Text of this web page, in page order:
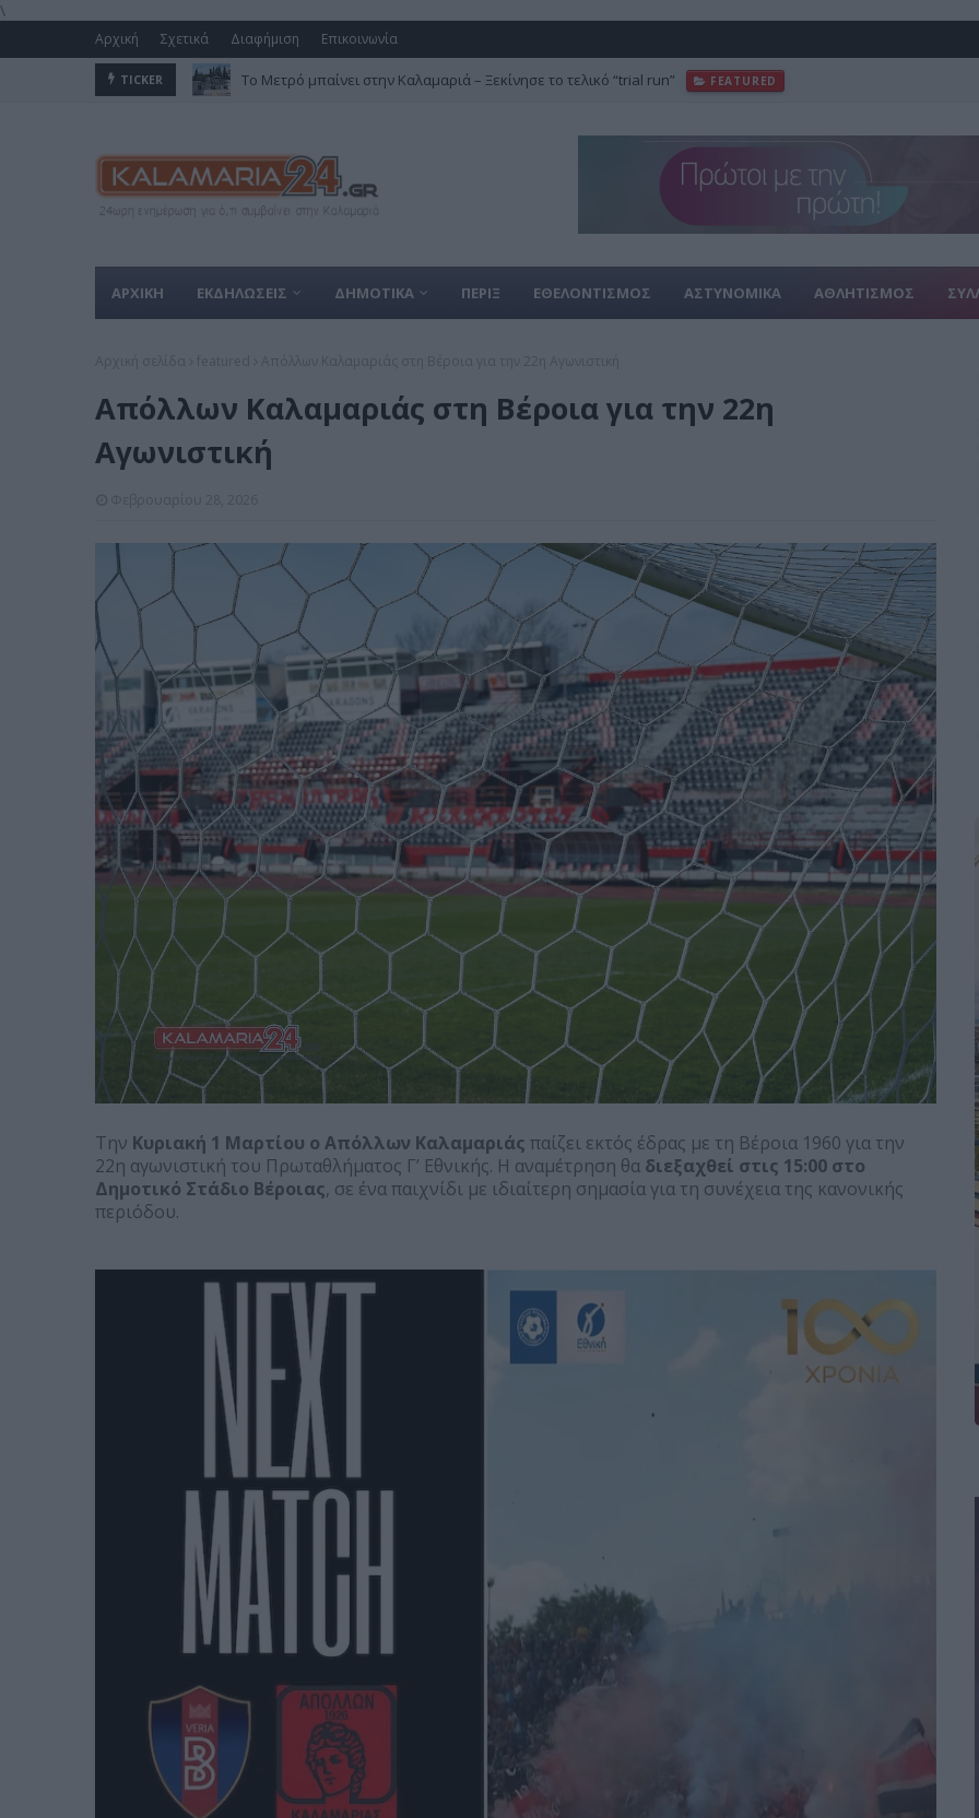
\
Αρχική Σχετικά Διαφήμιση Επικοινωνία
TICKER Το Μετρό μπαίνει στην Καλαμαριά – Ξεκίνησε το τελικό “trial run” FEATURED
ΑΡΧΙΚΗ ΕΚΔΗΛΩΣΕΙΣ ΔΗΜΟΤΙΚΑ ΠΕΡΙΞ ΕΘΕΛΟΝΤΙΣΜΟΣ ΑΣΤΥΝΟΜΙΚΑ ΑΘΛΗΤΙΣΜΟΣ
Απόλλων Καλαμαριάς στη Βέροια για την 22η
Αγωνιστική
Την Κυριακή 1 Μαρτίου ο Απόλλων Καλαμαριάς παίζει εκτός έδρας με τη Βέροια 1960 για την
22η αγωνιστική του Πρωταθλήματος Γ’ Εθνικής. Η αναμέτρηση θα διεξαχθεί στις 15:00 στο
Δημοτικό Στάδιο Βέροιας, σε ένα παιχνίδι με ιδιαίτερη σημασία για τη συνέχεια της κανονικής
περιόδου.